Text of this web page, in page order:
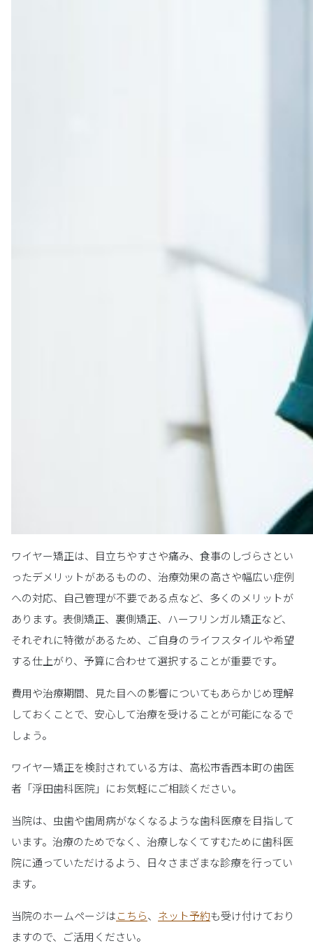
ワイヤー矯正は、目立ちやすさや痛み、食事のしづらさとい
ったデメリットがあるものの、治療効果の高さや幅広い症例
への対応、自己管理が不要である点など、多くのメリットが
あります。表側矯正、裏側矯正、ハーフリンガル矯正など、
それぞれに特徴があるため、ご自身のライフスタイルや希望
する仕上がり、予算に合わせて選択することが重要です。
費用や治療期間、見た目への影響についてもあらかじめ理解
しておくことで、安心して治療を受けることが可能になるで
しょう。
ワイヤー矯正を検討されている方は、高松市香西本町の歯医
者「浮田歯科医院」にお気軽にご相談ください。
当院は、虫歯や歯周病がなくなるような歯科医療を目指して
います。治療のためでなく、治療しなくてすむために歯科医
院に通っていただけるよう、日々さまざまな診療を行ってい
ます。
当院のホームページはこちら、 ネット予約も受け付けており
ますので、ご活用ください。